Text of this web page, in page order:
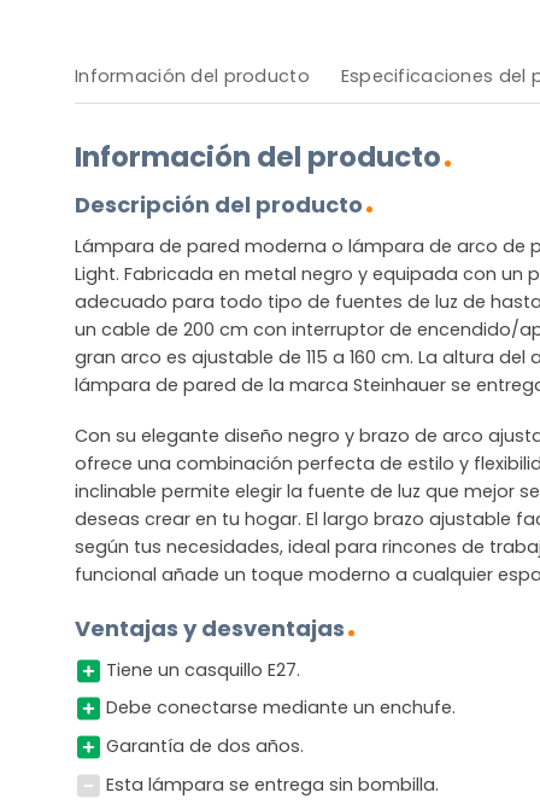
Información del producto Especificaciones del
Información del producto
Descripción del producto
Lámpara de pared moderna o lámpara de arco de
Light. Fabricada en metal negro y equipada con un
adecuado para todo tipo de fuentes de luz de
un cable de 200 cm con interruptor de encendido/
gran arco es ajustable de 115 a 160 cm. La altura del
lámpara de pared de la marca Steinhauer se
Con su elegante diseño negro y brazo de arco
ofrece una combinación perfecta de estilo y
inclinable permite elegir la fuente de luz que mejor
deseas crear en tu hogar. El largo brazo ajustable
según tus necesidades, ideal para rincones de
funcional añade un toque moderno a cualquier
Ventajas y desventajas
Tiene un casquillo E27.
Debe conectarse mediante un enchufe.
Garantía de dos años.
Esta lámpara se entrega sin bombilla.